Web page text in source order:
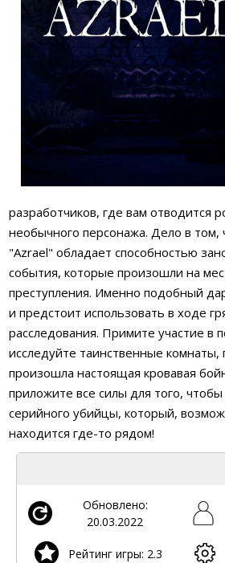
разработчиков, где вам отводится
необычного персонажа. Дело в том,
"Azrael" обладает способностью
события, которые произошли на
преступления. Именно подобный
и предстоит использовать в ходе
расследования. Примите участие в
исследуйте таинственные комнаты,
произошла настоящая кровавая
приложите все силы для того,
серийного убийцы, который,
находится где-то рядом!
Обновлено:
20.03.2022
Рейтинг игры: 2.3